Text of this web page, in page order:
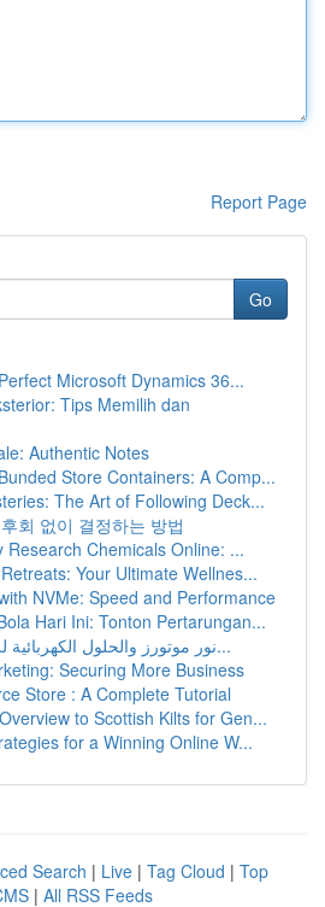
Report Page
Go
Microsoft Dynamics 36...
Tips Memilih dan
Authentic Notes
Store Containers: A Comp...
The Art of Following Deck...
회 없이 결정하는 방법
Research Chemicals Online: ...
Your Ultimate Wellnes...
NVMe: Speed and Performance
Hari Ini: Tonton Pertarungan...
نور موتورز والحلول الكهربائية للسيارات : مستق...
Securing More Business
Store : A Complete Tutorial
to Scottish Kilts for Gen...
for a Winning Online W...
Search | Live | Tag Cloud | Top
| All RSS Feeds